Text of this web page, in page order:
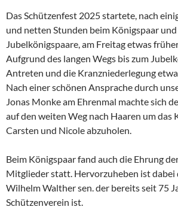
Das Schützenfest 2025 startete, nach
und netten Stunden beim Königspaar und
Jubelkönigspaare, am Freitag etwas
Aufgrund des langen Wegs bis zum
Antreten und die Kranzniederlegung
Nach einer schönen Ansprache durch
Jonas Monke am Ehrenmal machte sich
auf den weiten Weg nach Haaren um das
Carsten und Nicole abzuholen.
Beim Königspaar fand auch die Ehrung
Mitglieder statt. Hervorzuheben ist dabei
Wilhelm Walther sen. der bereits seit 75
Schützenverein ist.